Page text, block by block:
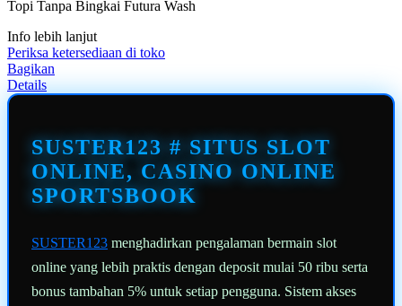
bintang,
rating
rata-
rata.
Read
13
Reviews.
halaman
yang
sama.
Topi Tanpa Bingkai Futura Wash
Info lebih lanjut
Periksa ketersediaan di toko
Bagikan
Details
SUSTER123 # SITUS SLOT
ONLINE, CASINO ONLINE
SPORTSBOOK
SUSTER123 menghadirkan pengalaman bermain slot
online yang lebih praktis dengan deposit mulai 50 ribu serta
bonus tambahan 5% untuk setiap pengguna. Sistem akses